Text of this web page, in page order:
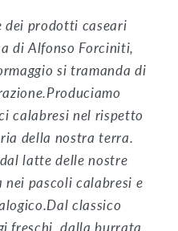
dei prodotti caseari
di Alfonso Forciniti,
si tramanda di
calabresi nel rispetto
della nostra terra.
latte delle nostre
pascoli calabresi e
classico